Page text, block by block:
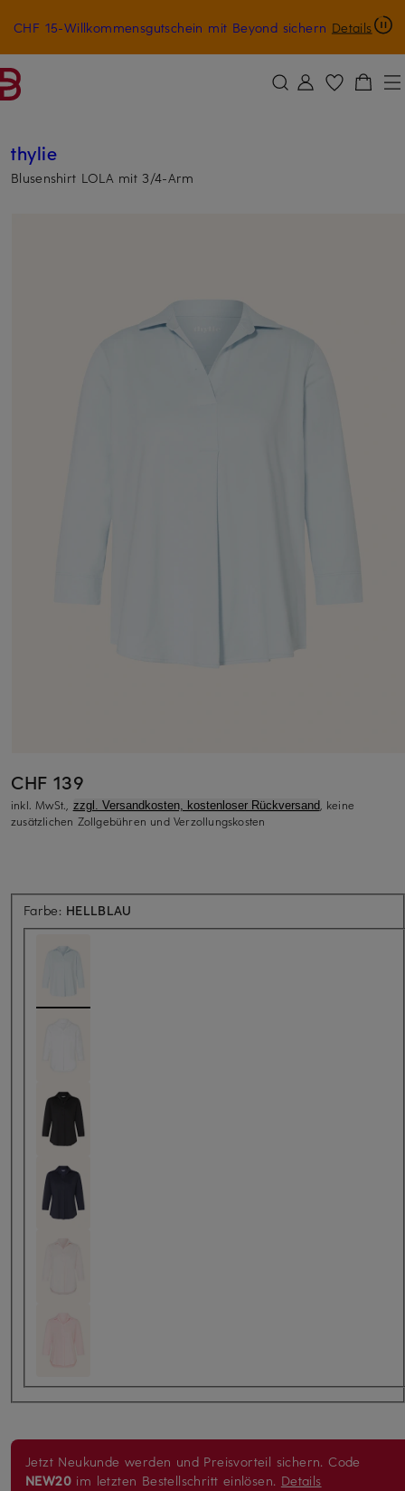
ZUM HAUPTINHALT ÜBERSPRINGEN ZUM SUCHFELD ÜBERSPRINGEN
CHF 15-Willkommensgutschein mit Beyond sichern Details
thylie
Blusenshirt LOLA mit 3/4-Arm
CHF 139
inkl. MwSt., zzgl. Versandkosten, kostenloser Rückversand, keine
zusätzlichen Zollgebühren und Verzollungskosten
Farbe: HELLBLAU
Jetzt Neukunde werden und Preisvorteil sichern. Code
NEW20 im letzten Bestellschritt einlösen. Details